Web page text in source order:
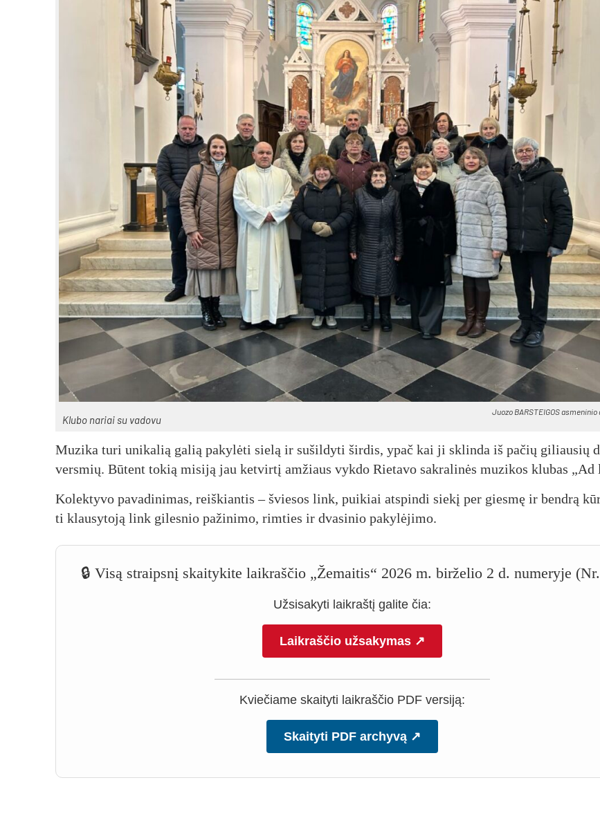
Juo­zo BARS­TEI­GOS as­me­ni­nio
Klu­bo na­riai su va­do­vu
Mu­zi­ka tu­ri uni­ka­lią ga­lią pa­ky­lė­ti sie­lą ir su­šil­dy­ti šir­dis, ypač kai ji sklin­da iš pa­čių gi­liau­sių
vers­mių. Bū­tent to­kią mi­si­ją jau ket­vir­tį am­žiaus vyk­do Rie­ta­vo sak­ra­li­nės mu­zi­kos klu­bas „Ad
Ko­lek­ty­vo pa­va­di­ni­mas, reiš­kian­tis – švie­sos link, pui­kiai at­spin­di sie­kį per gies­mę ir bend­rą
ti klau­sy­to­ją link gi­les­nio pa­ži­ni­mo, rim­ties ir dva­si­nio pa­ky­lė­ji­mo.
🔒 Visą straipsnį skaitykite laikraščio „Žemaitis“ 2026 m. birželio 2 d. numeryje
Užsisakyti laikraštį galite čia:
Laikraščio užsakymas ↗
Kviečiame skaityti laikraščio PDF versiją:
Skaityti PDF archyvą ↗